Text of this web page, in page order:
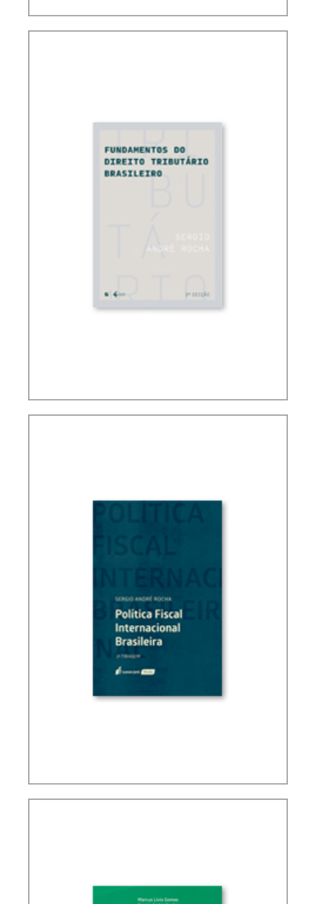
QUESTÕES CONTROVERTIDAS NO CARF
FUNDAMENTOS DO DIREITO TRIBUTÁRIO
POLÍTICA FISCAL INTERNACIONAL BRASILEIRA (2